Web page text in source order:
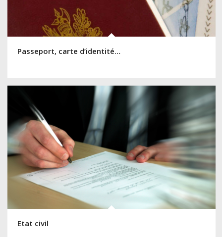
Passeport, carte d’identité…
Etat civil